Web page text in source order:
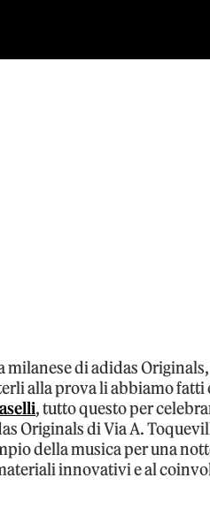
milanese di adidas
alla prova li abbiamo
, tutto questo per
Originals di Via A.
della musica per una
innovativi e al